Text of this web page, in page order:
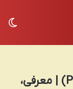
انیمیشن پارانورمن (ParaNorman) | معرفی،